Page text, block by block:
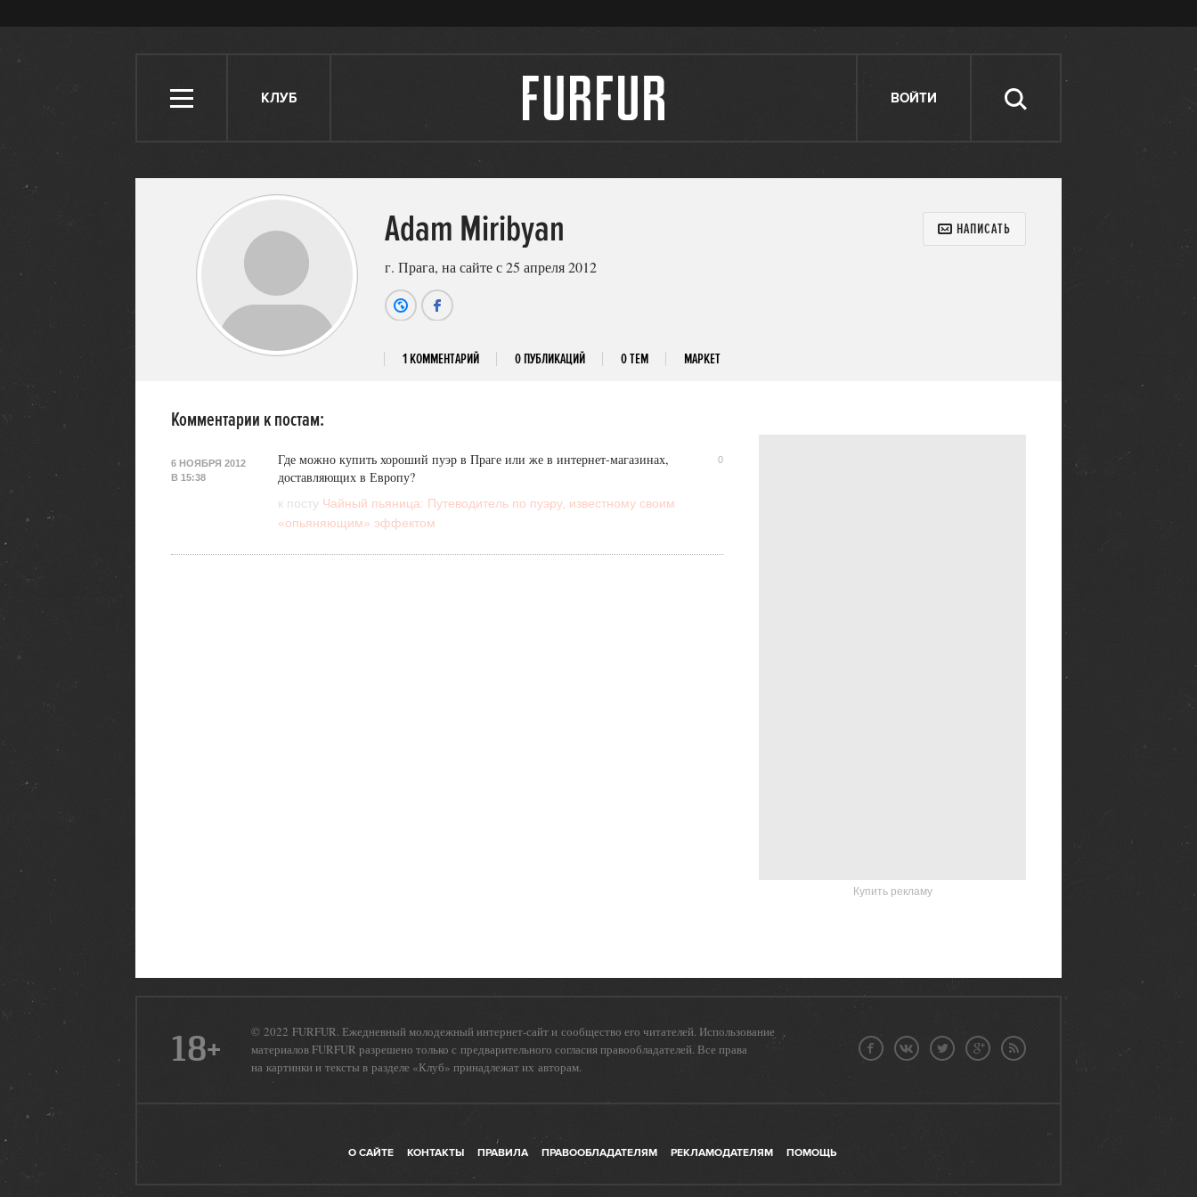
КЛУБ ВОЙТИ
Adam Miribyan
г. Прага, на сайте с 25 апреля 2012
НАПИСАТЬ
1 КОММЕНТАРИЙ 0 ПУБЛИКАЦИЙ 0 ТЕМ МАРКЕТ
Комментарии к постам:
Где можно купить хороший пуэр в Праге или же в интернет-магазинах,
доставляющих в Европу?
0
6 НОЯБРЯ 2012
В 15:38
к посту Чайный пьяница: Путеводитель по пуэру, известному своим
«опьяняющим» эффектом
Купить рекламу
18+
© 2022 FURFUR. Ежедневный молодежный интернет-сайт и сообщество его читателей. Использование
материалов FURFUR разрешено только с предварительного согласия правообладателей. Все права
на картинки и тексты в разделе «Клуб» принадлежат их авторам.
О САЙТЕ КОНТАКТЫ ПРАВИЛА ПРАВООБЛАДАТЕЛЯМ РЕКЛАМОДАТЕЛЯМ ПОМОЩЬ